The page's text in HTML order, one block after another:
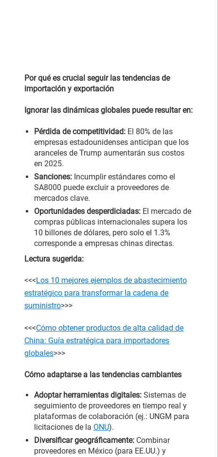
Por qué es crucial seguir las tendencias de
importación y exportación
Ignorar las dinámicas globales puede resultar en:
Pérdida de competitividad: El 80% de las
empresas estadounidenses anticipan que los
aranceles de Trump aumentarán sus costos
en 2025.
Sanciones: Incumplir estándares como el
SA8000 puede excluir a proveedores de
mercados clave.
Oportunidades desperdiciadas: El mercado de
compras públicas internacionales supera los
10 billones de dólares, pero solo el 1.3%
corresponde a empresas chinas directas.
Lectura sugerida:
<<<Los 10 mejores ejemplos de abastecimiento
estratégico para transformar la cadena de
suministro>>>
<<<Cómo obtener productos de alta calidad de
China: Guía estratégica para importadores
globales>>>
Cómo adaptarse a las tendencias cambiantes
Adoptar herramientas digitales: Sistemas de
seguimiento de proveedores en tiempo real y
plataformas de colaboración (ej.: UNGM para
licitaciones de la ONU).
Diversificar geográficamente: Combinar
proveedores en México (para EE.UU.) y